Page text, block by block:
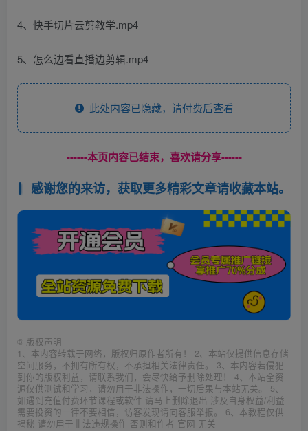
4、快手切片云剪教学.mp4
5、怎么边看直播边剪辑.mp4
此处内容已隐藏，请付费后查看
------本页内容已结束，喜欢请分享------
感谢您的来访，获取更多精彩文章请收藏本站。
© 版权声明
1、本内容转载于网络，版权归原作者所有！ 2、本站仅提供信息存储
空间服务，不拥有所有权，不承担相关法律责任。 3、本内容若侵犯
到你的版权利益，请联系我们，会尽快给予删除处理！ 4、本站全资
源仅供测试和学习，请勿用于非法操作，一切后果与本站无关。 5、
如遇到充值付费环节课程或软件 请马上删除退出 涉及自身权益/利益
需要投资的一律不要相信，访客发现请向客服举报。 6、本教程仅供
揭秘 请勿用于非法违规操作 否则和作者 官网 无关